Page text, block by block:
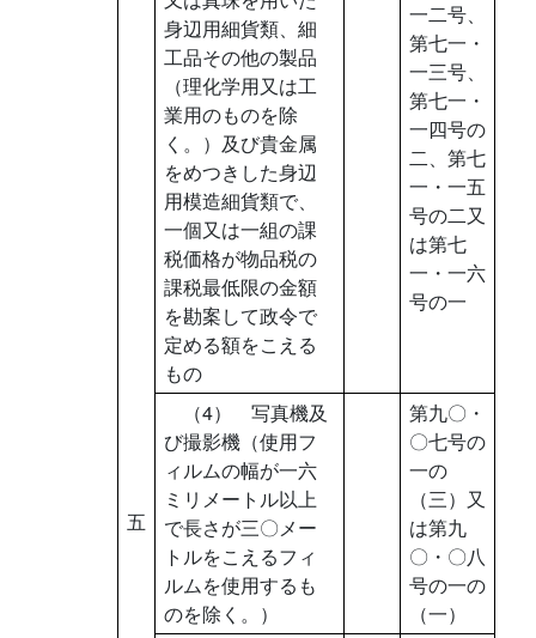
五
身辺用細貨類、細
工品その他の製品
（理化学用又は工
業用のものを除
く。）及び貴金属
をめつきした身辺
用模造細貨類で、
一個又は一組の課
税価格が物品税の
課税最低限の金額
を勘案して政令で
定める額をこえる
もの
一二号、
第七一・
一三号、
第七一・
一四号の
二、第七
一・一五
号の二又
は第七
一・一六
号の一
（4） 写真機及
び撮影機（使用フ
ィルムの幅が一六
ミリメートル以上
で長さが三〇メー
トルをこえるフィ
ルムを使用するも
のを除く。）
第九〇・
〇七号の
一の
（三）又
は第九
〇・〇八
号の一の
（一）